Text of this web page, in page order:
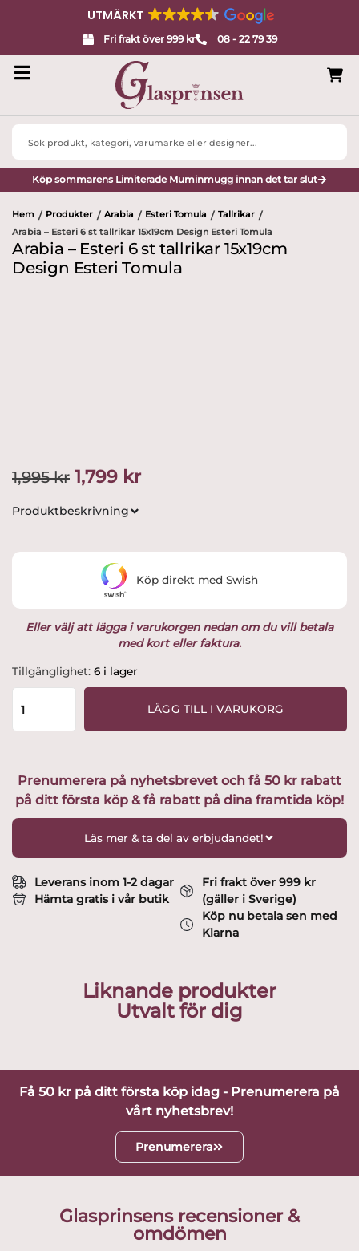
UTMÄRKT
Fri frakt över 999 kr 08 - 22 79 39
Search
Köp sommarens Limiterade Muminmugg innan det tar slut
Hem / Produkter / Arabia / Esteri Tomula / Tallrikar /
Arabia – Esteri 6 st tallrikar 15x19cm Design Esteri Tomula
Arabia – Esteri 6 st tallrikar 15x19cm
Design Esteri Tomula
1,995kr Det
ursprungliga
var:
1,995 kr.
1,799 krDet
1,799 kr.
Produktbeskrivning
Eller välj att lägga i varukorgen nedan om du vill betala
med kort eller faktura.
Tillgänglighet: 6 i lager
Arabia
-
Esteri
st
Design
Esteri
Tomula
LÄGG TILL I VARUKORG
Köp direkt med Swish
Prenumerera på nyhetsbrevet och få 50 kr rabatt
på ditt första köp & få rabatt på dina framtida köp!
Läs mer & ta del av erbjudandet!
Leverans inom 1-2 dagar
Hämta gratis i vår butik
Fri frakt över 999 kr
(gäller i Sverige)
Köp nu betala sen med
Klarna
Liknande produkter
Utvalt för dig
Få 50 kr på ditt första köp idag - Prenumerera på
vårt nyhetsbrev!
Prenumerera
Glasprinsens recensioner &
omdömen